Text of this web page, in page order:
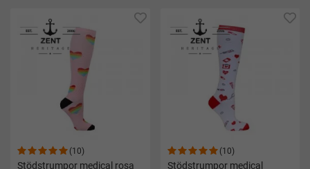
(10)
Stödstrumpor medical rosa
(10)
Stödstrumpor medical